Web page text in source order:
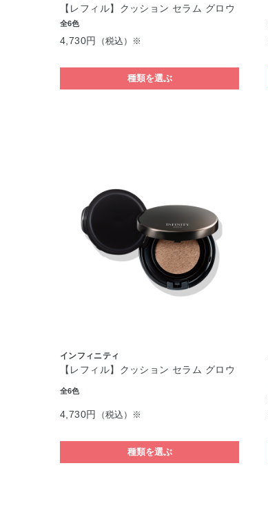
【レフィル】クッション セラム グロウ
全6色
4,730円 （税込）※
種類を選ぶ
インフィニティ
【レフィル】クッション セラム グロウ
全6色
4,730円 （税込）※
種類を選ぶ